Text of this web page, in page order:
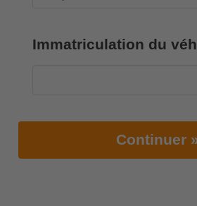
Immatriculation du
Continuer